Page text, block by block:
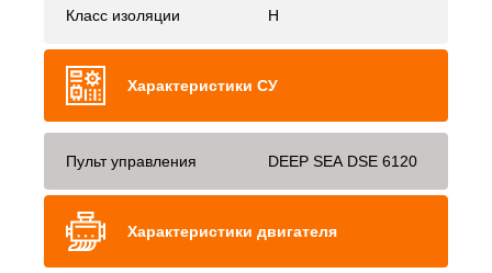
Класс изоляции H
Характеристики СУ
Пульт управления DEEP SEA DSE 6120
Характеристики двигателя